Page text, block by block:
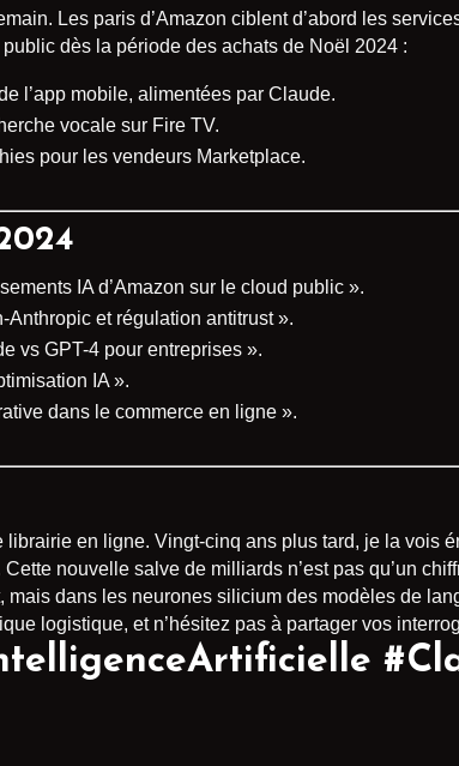
Les paris d’Amazon ciblent d’abord les
dès la période des achats de Noël 2024 :
l’app mobile, alimentées par Claude.
vocale sur Fire TV.
pour les vendeurs Marketplace.
IA d’Amazon sur le cloud public ».
Anthropic et régulation antitrust ».
vs GPT-4 pour entreprises ».
IA ».
dans le commerce en ligne ».
librairie en ligne. Vingt-cinq ans plus tard, je la vois
nouvelle salve de milliards n’est pas qu’un
mais dans les neurones silicium des modèles de
logistique, et n’hésitez pas à partager vos